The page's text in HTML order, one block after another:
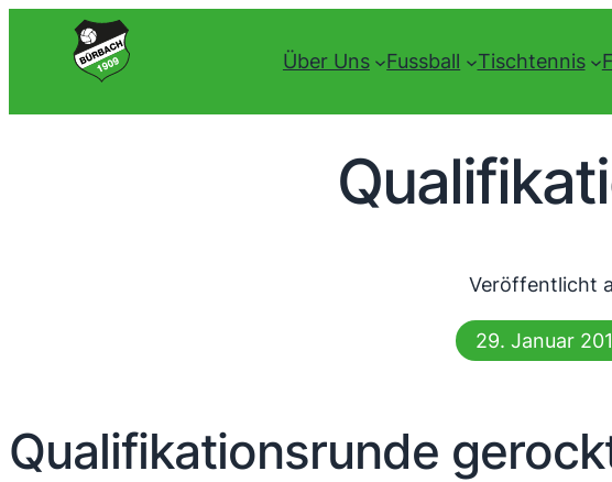
Über Uns Fussball Tischtennis
Veröffentlicht
29. Januar
Qualifikationsrunde